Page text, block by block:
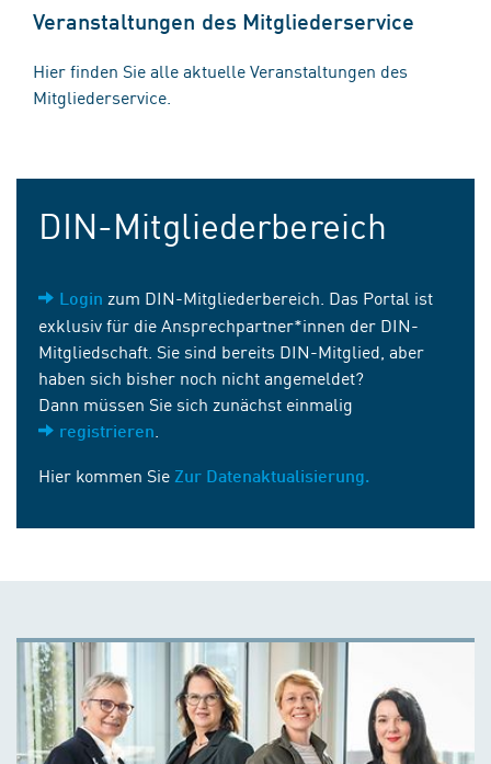
Veranstaltungen des Mitgliederservice
Hier finden Sie alle aktuelle Veranstaltungen des
Mitgliederservice.
DIN-Mitgliederbereich
Login zum DIN-Mitgliederbereich. Das Portal ist
exklusiv für die Ansprechpartner*innen der DIN-
Mitgliedschaft. Sie sind bereits DIN-Mitglied, aber
haben sich bisher noch nicht angemeldet?
Dann müssen Sie sich zunächst einmalig
registrieren
Hier kommen Sie Zur Datenaktualisierung.